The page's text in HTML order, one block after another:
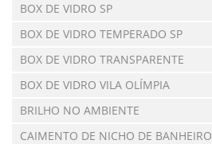
BOX DE VIDRO SP
BOX DE VIDRO TEMPERADO SP
BOX DE VIDRO TRANSPARENTE
BOX DE VIDRO VILA OLÍMPIA
BRILHO NO AMBIENTE
CAIMENTO DE NICHO DE BANHEIRO